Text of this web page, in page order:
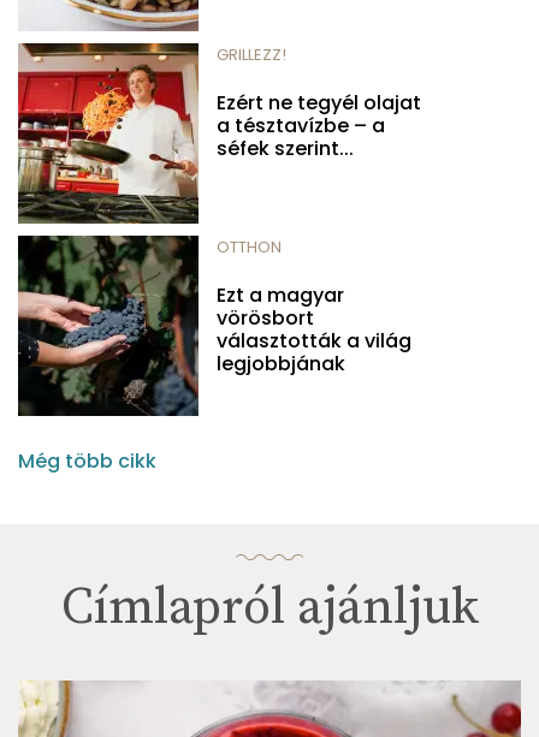
GRILLEZZ!
Ezért ne tegyél olajat
a tésztavízbe – a
séfek szerint...
OTTHON
Ezt a magyar
vörösbort
választották a világ
legjobbjának
Még több cikk
Címlapról ajánljuk